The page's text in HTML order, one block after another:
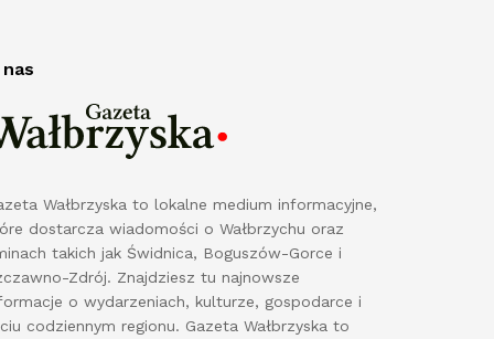
nas
Wałbrzyska to lokalne medium informacyjne,
dostarcza wiadomości o Wałbrzychu oraz
takich jak Świdnica, Boguszów-Gorce i
Zdrój. Znajdziesz tu najnowsze
o wydarzeniach, kulturze, gospodarce i
codziennym regionu. Gazeta Wałbrzyska to